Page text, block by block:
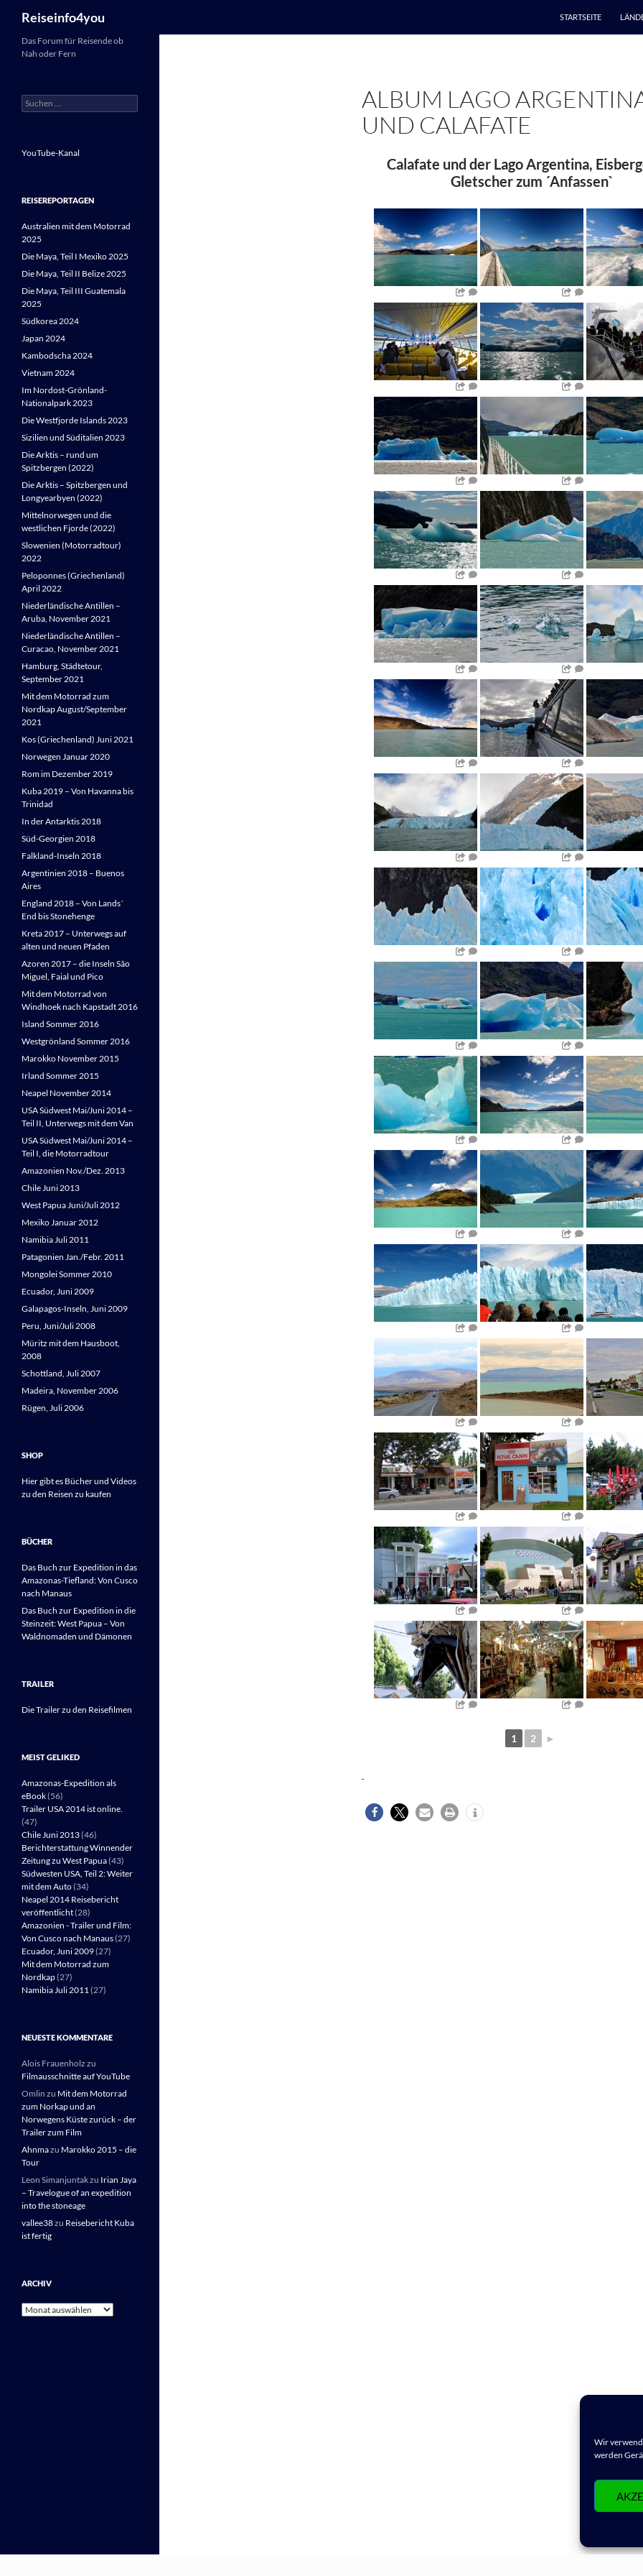
Wir
werden
Inhalt
Reiseinfo4you STARTSEITE
ALBUM LAGO
UND CALAFATE
Calafate und der Lago Argentina,
Gletscher zum ´Anfassen`
1 2 ►
Das Forum für Reisende ob
Nah oder Fern
Suchen
nach:
YouTube-Kanal
REISEREPORTAGEN
Australien mit dem Motorrad
2025
Die Maya, Teil I Mexiko 2025
Die Maya, Teil II Belize 2025
Die Maya, Teil III Guatemala
2025
Südkorea 2024
Japan 2024
Kambodscha 2024
Vietnam 2024
Im Nordost-Grönland-
Nationalpark 2023
Die Westfjorde Islands 2023
Sizilien und Süditalien 2023
Die Arktis – rund um
Spitzbergen (2022)
Die Arktis – Spitzbergen und
Longyearbyen (2022)
Mittelnorwegen und die
westlichen Fjorde (2022)
Slowenien (Motorradtour)
2022
Peloponnes (Griechenland)
April 2022
Niederländische Antillen –
Aruba, November 2021
Niederländische Antillen –
Curacao, November 2021
Hamburg, Städtetour,
September 2021
Mit dem Motorrad zum
Nordkap August/September
2021
Kos (Griechenland) Juni 2021
Norwegen Januar 2020
Rom im Dezember 2019
Kuba 2019 – Von Havanna bis
Trinidad
In der Antarktis 2018
Süd-Georgien 2018
Falkland-Inseln 2018
Argentinien 2018 – Buenos
Aires
England 2018 – Von Lands´
End bis Stonehenge
Kreta 2017 – Unterwegs auf
alten und neuen Pfaden
Azoren 2017 – die Inseln São
Miguel, Faial und Pico
Mit dem Motorrad von
Windhoek nach Kapstadt 2016
Island Sommer 2016
Westgrönland Sommer 2016
Marokko November 2015
Irland Sommer 2015
Neapel November 2014
USA Südwest Mai/Juni 2014 –
Teil II, Unterwegs mit dem Van
USA Südwest Mai/Juni 2014 –
Teil I, die Motorradtour
Amazonien Nov./Dez. 2013
Chile Juni 2013
West Papua Juni/Juli 2012
Mexiko Januar 2012
Namibia Juli 2011
Patagonien Jan./Febr. 2011
Mongolei Sommer 2010
Ecuador, Juni 2009
Galapagos-Inseln, Juni 2009
Peru, Juni/Juli 2008
Müritz mit dem Hausboot,
2008
Schottland, Juli 2007
Madeira, November 2006
Rügen, Juli 2006
SHOP
Hier gibt es Bücher und Videos
zu den Reisen zu kaufen
BÜCHER
Das Buch zur Expedition in das
Amazonas-Tiefland: Von Cusco
nach Manaus
Das Buch zur Expedition in die
Steinzeit: West Papua – Von
Waldnomaden und Dämonen
TRAILER
Die Trailer zu den Reisefilmen
MEIST GELIKED
Amazonas-Expedition als
eBook(56)
Trailer USA 2014 ist online.
(47)
Chile Juni 2013(46)
Berichterstattung Winnender
Zeitung zu West Papua(43)
Südwesten USA, Teil 2: Weiter
mit dem Auto(34)
Neapel 2014 Reisebericht
veröffentlicht(28)
Amazonien - Trailer und Film:
Von Cusco nach Manaus(27)
Ecuador, Juni 2009(27)
Mit dem Motorrad zum
Nordkap(27)
Namibia Juli 2011(27)
NEUESTE KOMMENTARE
Alois Frauenholz zu
Filmausschnitte auf YouTube
Omlin zu Mit dem Motorrad
zum Norkap und an
Norwegens Küste zurück – der
Trailer zum Film
Ahnmazu Marokko 2015 – die
Tour
Leon Simanjuntakzu Irian Jaya
– Travelogue of an expedition
into the stoneage
vallee38zu Reisebericht Kuba
ist fertig
ARCHIV
Archiv